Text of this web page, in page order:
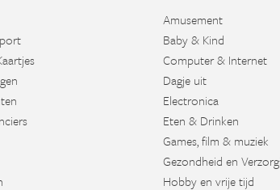
Amusement
Baby & Kind
Computer & Internet
Dagje uit
Electronica
Eten & Drinken
Games, film & muziek
Gezondheid en
Hobby en vrije tijd